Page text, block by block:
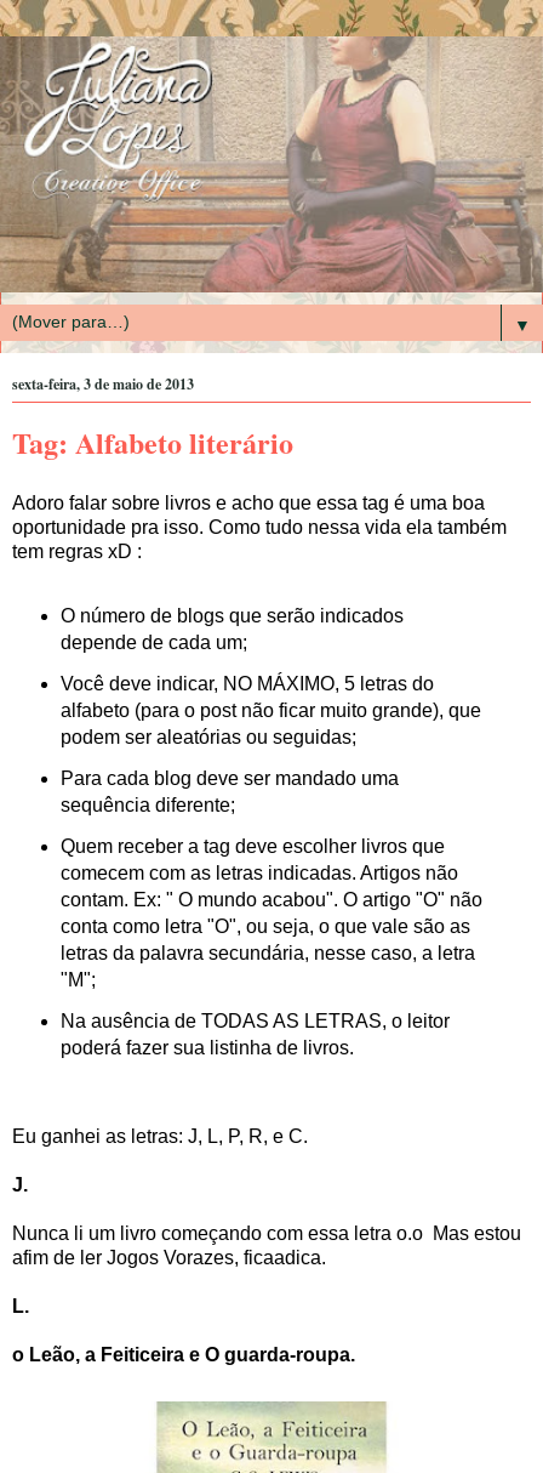
▼
sexta-feira, 3 de maio de 2013
Tag: Alfabeto literário
Adoro falar sobre livros e acho que essa tag é uma boa
oportunidade pra isso. Como tudo nessa vida ela também
tem regras xD :
O número de blogs que serão indicados
depende de cada um;
Você deve indicar, NO MÁXIMO, 5 letras do
alfabeto (para o post não ficar muito grande), que
podem ser aleatórias ou seguidas;
Para cada blog deve ser mandado uma
sequência diferente;
Quem receber a tag deve escolher livros que
comecem com as letras indicadas. Artigos não
contam. Ex: " O mundo acabou". O artigo "O" não
conta como letra "O", ou seja, o que vale são as
letras da palavra secundária, nesse caso, a letra
"M";
Na ausência de TODAS AS LETRAS, o leitor
poderá fazer sua listinha de livros.
Eu ganhei as letras: J, L, P, R, e C.
J.
Nunca li um livro começando com essa letra o.o Mas estou
afim de ler Jogos Vorazes, ficaadica.
L.
o Leão, a Feiticeira e O guarda-roupa.